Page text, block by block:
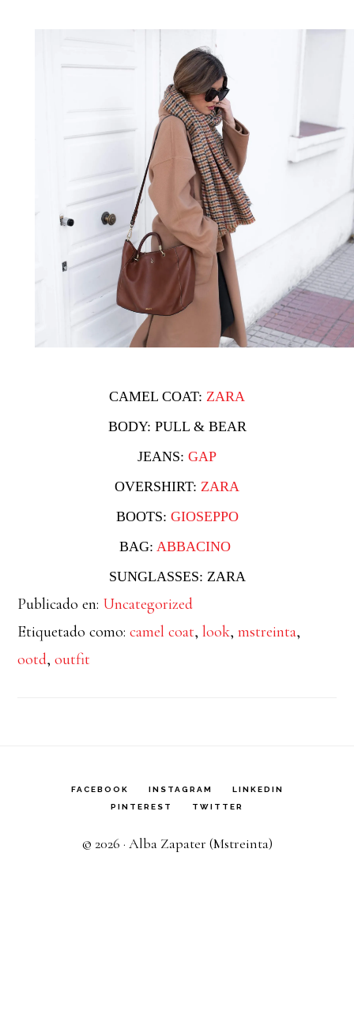
CAMEL COAT: ZARA
BODY: PULL & BEAR
JEANS: GAP
OVERSHIRT: ZARA
BOOTS: GIOSEPPO
BAG: ABBACINO
SUNGLASSES: ZARA
Publicado en: Uncategorized
Etiquetado como:camel coat,look,mstreinta,
ootd,outfit
FACEBOOK INSTAGRAM
LINKEDIN
PINTEREST
TWITTER
© 2026 · Alba Zapater (Mstreinta)